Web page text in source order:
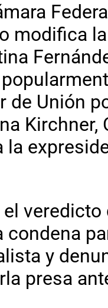
modifica
de Unión
Kirchner,
la
veredicto
y
presa